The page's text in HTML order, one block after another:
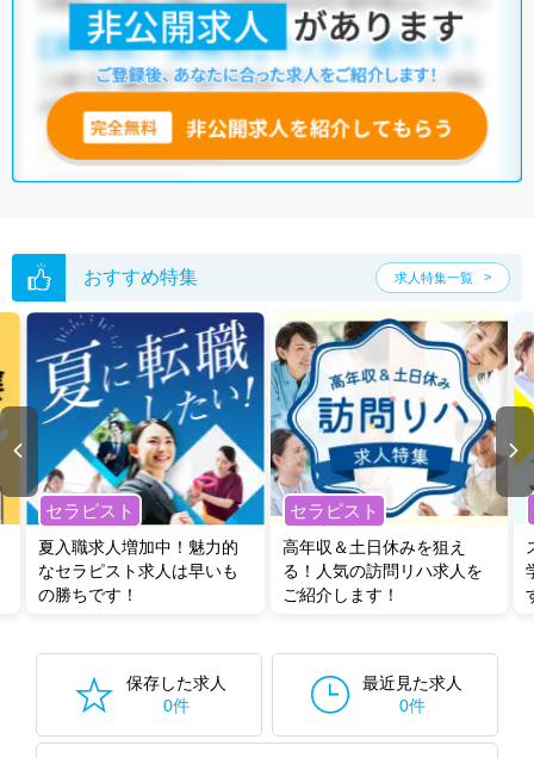
・保育園
他の条件でも人気の求人がございますので、「こだわり条件」から検索
いただくか、お気軽にお問い合わせください。
全国の言語聴覚士求人
無料転職支援サービス
にお申し込みいただくと、ご希望条件をヒアリン
グした上で求人をご提案いたします。
い。
おすすめ特集 求人特集一覧
セラピスト
夏入職求人増加中！魅力的
なセラピスト求人は早いも
の勝ちです！
セラピスト
高年収＆土日休みを狙え
る！人気の訪問リハ求人を
ご紹介します！
保存した求人
0件
最近見た求人
0件